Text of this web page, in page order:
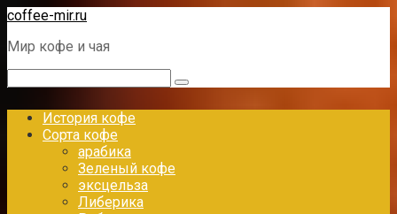
Перейти
контенту
coffee-mir.ru
Мир кофе и чая
История кофе
Сорта кофе
арабика
Зеленый кофе
эксцельза
Либерика